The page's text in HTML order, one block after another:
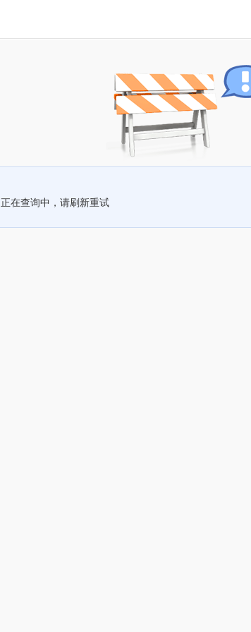
正在查询中，请刷新重试